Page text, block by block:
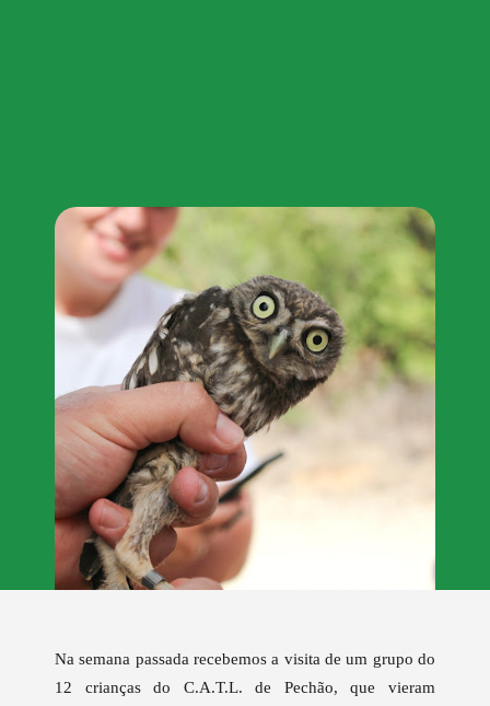
Na semana passada recebemos a visita de um grupo do
12 crianças do C.A.T.L. de Pechão, que vieram